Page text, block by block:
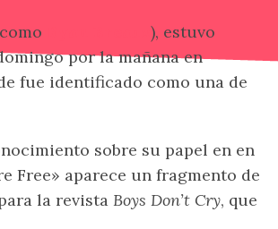
), estuvo
por la mañana en
fue identificado como una de
sobre su papel en en
Free» aparece un fragmento de
la revista Boys Don’t Cry, que